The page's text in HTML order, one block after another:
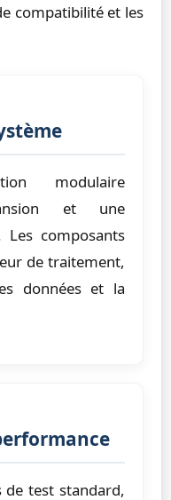
compatibilité et les
modulaire
et une
Les composants
de traitement,
données et la
de test standard,